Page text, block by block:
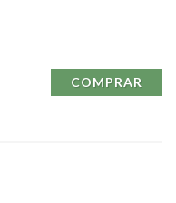
COMPRAR